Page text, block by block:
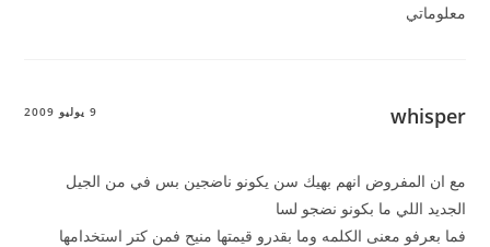
معلوماتي
whisper 9 يوليو 2009
مع ان المفروض انهم بهيك سن يكونو ناضجين بس في من الجيل
الجديد اللي ما بكونو نضجو لسا
فما بعرفو معنى الكلمه وما بقدرو قيمتها منيح فمن كتر استخدامها